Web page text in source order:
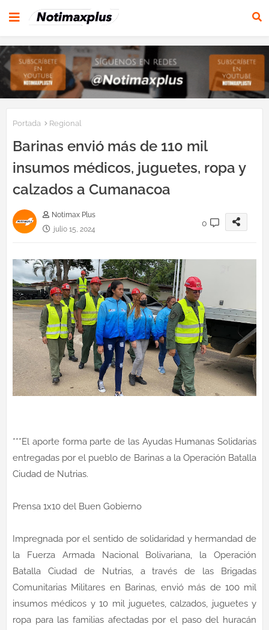
Portada Regional
Barinas envió más de 110 mil
insumos médicos, juguetes, ropa y
calzados a Cumanacoa
Notimax Plus
julio 15, 2024
0
***El aporte forma parte de las Ayudas Humanas Solidarias
entregadas por el pueblo de Barinas a la Operación Batalla
Ciudad de Nutrias.
Prensa 1x10 del Buen Gobierno
Impregnada por el sentido de solidaridad y hermandad de
la Fuerza Armada Nacional Bolivariana, la Operación
Batalla Ciudad de Nutrias, a través de las Brigadas
Comunitarias Militares en Barinas, envió más de 100 mil
insumos médicos y 10 mil juguetes, calzados, juguetes y
ropa para las familias afectadas por el paso del huracán